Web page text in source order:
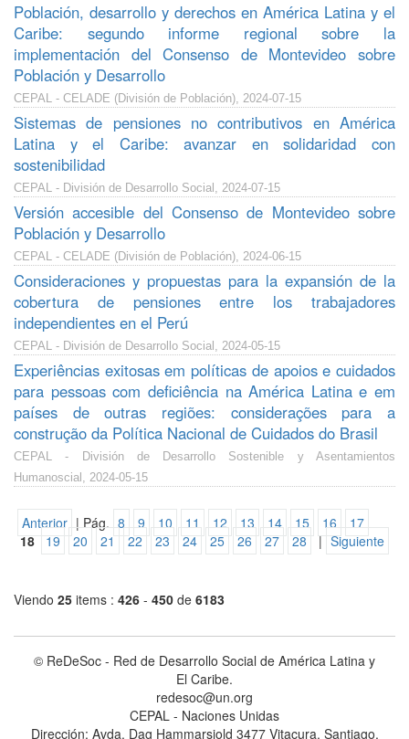
Población, desarrollo y derechos en América Latina y el
Caribe: segundo informe regional sobre la
implementación del Consenso de Montevideo sobre
Población y Desarrollo
CEPAL - CELADE (División de Población), 2024-07-15
Sistemas de pensiones no contributivos en América
Latina y el Caribe: avanzar en solidaridad con
sostenibilidad
CEPAL - División de Desarrollo Social, 2024-07-15
Versión accesible del Consenso de Montevideo sobre
Población y Desarrollo
CEPAL - CELADE (División de Población), 2024-06-15
Consideraciones y propuestas para la expansión de la
cobertura de pensiones entre los trabajadores
independientes en el Perú
CEPAL - División de Desarrollo Social, 2024-05-15
Experiências exitosas em políticas de apoios e cuidados
para pessoas com deficiência na América Latina e em
países de outras regiões: considerações para a
construção da Política Nacional de Cuidados do Brasil
CEPAL - División de Desarrollo Sostenible y Asentamientos
Humanoscial, 2024-05-15
Anterior | Pág. 8 9 10 11 12 13 14 15 16
17
18 19 20 21 22 23 24 25 26 27 28 | Siguiente
Viendo 25 items : 426 - 450 de 6183
© ReDeSoc - Red de Desarrollo Social de América Latina y
El Caribe.
redesoc@un.org
CEPAL - Naciones Unidas
Dirección: Avda. Dag Hammarsjold 3477 Vitacura, Santiago,